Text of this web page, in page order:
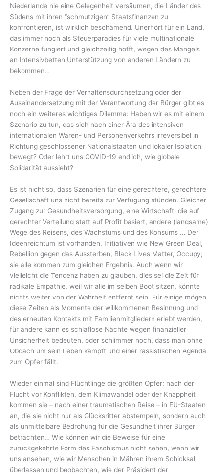
Niederlande nie eine Gelegenheit versäumen, die Länder des
Südens mit ihren “schmutzigen” Staatsfinanzen zu
konfrontieren, ist wirklich beschämend. Unerhört für ein Land,
das immer noch als Steuerparadies für viele multinationale
Konzerne fungiert und gleichzeitig hofft, wegen des Mangels
an Intensivbetten Unterstützung von anderen Ländern zu
bekommen…
Neben der Frage der Verhaltensdurchsetzung oder der
Auseinandersetzung mit der Verantwortung der Bürger gibt es
noch ein weiteres wichtiges Dilemma: Haben wir es mit einem
Szenario zu tun, das sich nach einer Ära des intensiven
internationalen Waren- und Personenverkehrs irreversibel in
Richtung geschlossener Nationalstaaten und lokaler Isolation
bewegt? Oder lehrt uns COVID-19 endlich, wie globale
Solidarität aussieht?
Es ist nicht so, dass Szenarien für eine gerechtere, gerechtere
Gesellschaft uns nicht bereits zur Verfügung stünden. Gleicher
Zugang zur Gesundheitsversorgung, eine Wirtschaft, die auf
gerechter Verteilung statt auf Profit basiert, andere (langsame)
Wege des Reisens, des Wachstums und des Konsums … Der
Ideenreichtum ist vorhanden. Initiativen wie New Green Deal,
Rebellion gegen das Aussterben, Black Lives Matter, Occupy;
sie alle kommen zum gleichen Ergebnis. Auch wenn wir
vielleicht die Tendenz haben zu glauben, dies sei die Zeit für
radikale Empathie, weil wir alle im selben Boot sitzen, könnte
nichts weiter von der Wahrheit entfernt sein. Für einige mögen
diese Zeiten als Momente der willkommenen Besinnung und
des erneuten Kontakts mit Familienmitgliedern erlebt werden,
für andere kann es schlaflose Nächte wegen finanzieller
Unsicherheit bedeuten, oder schlimmer noch, dass man ohne
Obdach um sein Leben kämpft und einer rassistischen Agenda
zum Opfer fällt.
Wieder einmal sind Flüchtlinge die größten Opfer; nach der
Flucht vor Konflikten, dem Klimawandel oder der Knappheit
kommen sie – nach einer traumatischen Reise – in EU-Staaten
an, die sie nicht nur als Glücksritter abstempeln, sondern auch
als unmittelbare Bedrohung für die Gesundheit ihrer Bürger
betrachten… Wie können wir die Beweise für eine
zurückgekehrte Form des Faschismus nicht sehen, wenn wir
uns ansehen, wie wir Menschen in Mähren ihrem Schicksal
überlassen und beobachten, wie der Präsident der